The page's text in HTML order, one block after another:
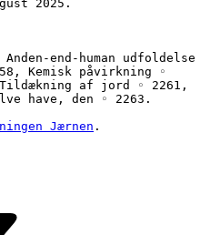
2025.
end-human udfoldelse
Kemisk påvirkning ◦
af jord ◦ 2261,
have, den ◦ 2263.
Jærnen .